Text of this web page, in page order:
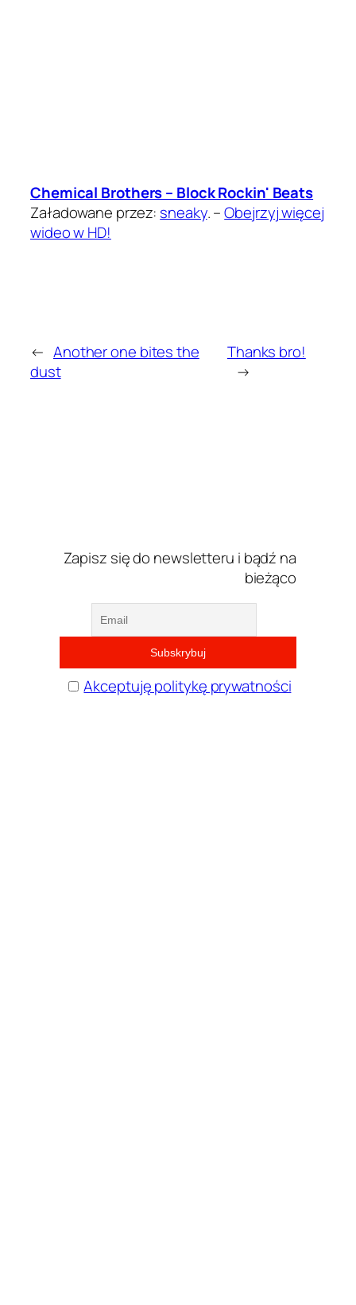
Chemical Brothers – Block Rockin' Beats
Załadowane przez: sneaky. –Obejrzyj więcej
wideo w HD!
← Another one bites the
dust
Thanks bro!
→
Zapisz się do newsletteru i bądź na
bieżąco
Akceptuję politykę prywatności